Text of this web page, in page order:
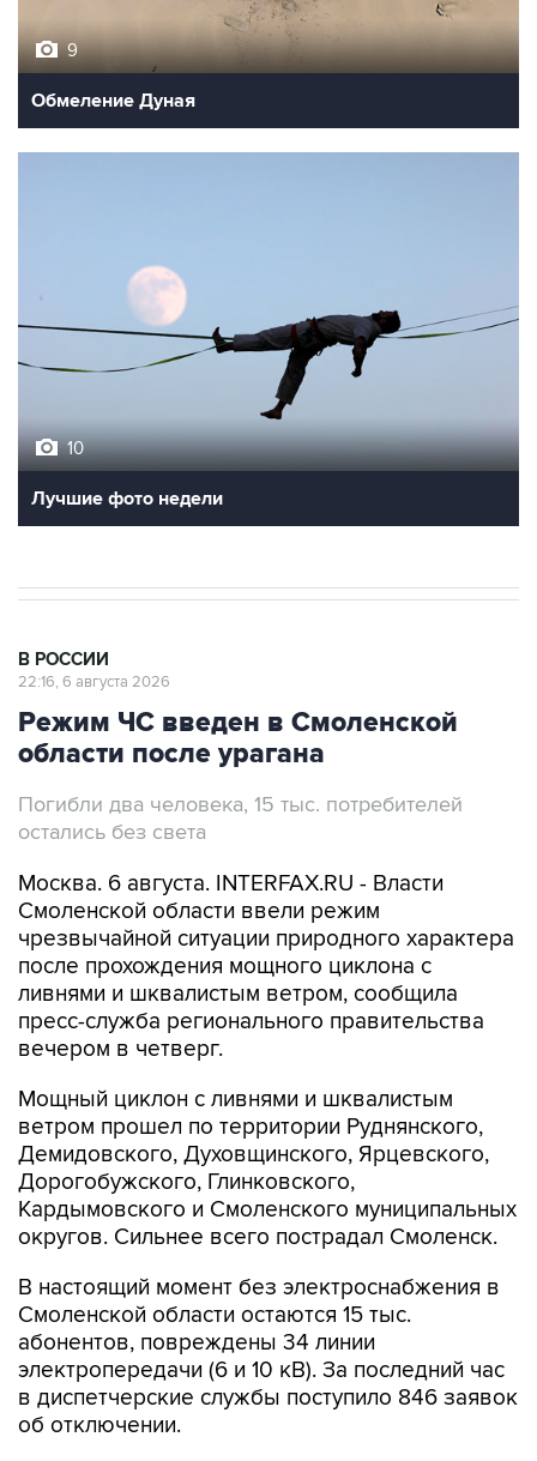
9
Обмеление Дуная
10
Лучшие фото недели
В РОССИИ
22:16, 6 августа 2026
Режим ЧС введен в Смоленской
области после урагана
Погибли два человека, 15 тыс. потребителей
остались без света
Москва. 6 августа. INTERFAX.RU - Власти
Смоленской области ввели режим
чрезвычайной ситуации природного характера
после прохождения мощного циклона с
ливнями и шквалистым ветром, сообщила
пресс-служба регионального правительства
вечером в четверг.
Мощный циклон с ливнями и шквалистым
ветром прошел по территории Руднянского,
Демидовского, Духовщинского, Ярцевского,
Дорогобужского, Глинковского,
Кардымовского и Смоленского муниципальных
округов. Сильнее всего пострадал Смоленск.
В настоящий момент без электроснабжения в
Смоленской области остаются 15 тыс.
абонентов, повреждены 34 линии
электропередачи (6 и 10 кВ). За последний час
в диспетчерские службы поступило 846 заявок
об отключении.